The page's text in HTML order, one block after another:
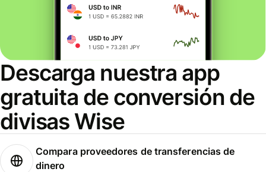
Descarga nuestra app
gratuita de conversión de
divisas Wise
Compara proveedores de transferencias de
dinero